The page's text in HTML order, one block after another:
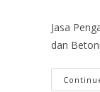
Jasa
dan